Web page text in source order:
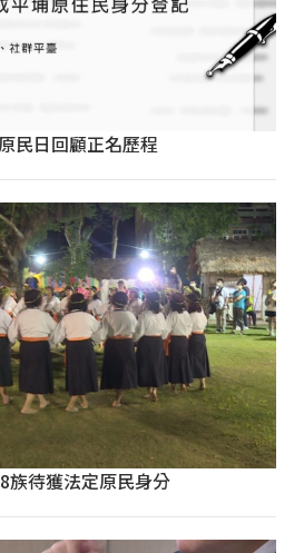
民日回顧正名歷程
族待獲法定原民身分